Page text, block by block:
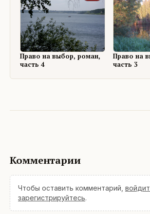
Право на выбор, роман,
часть 4
Право на
часть 3
Комментарии
Чтобы оставить комментарий,
зарегистрируйтесь.